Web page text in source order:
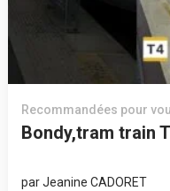
Recommandées pour
Bondy,tram train
parJeanine CADORET